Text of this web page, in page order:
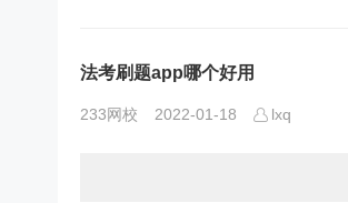
法考刷题app哪个好用
233网校 2022-01-18 lxq